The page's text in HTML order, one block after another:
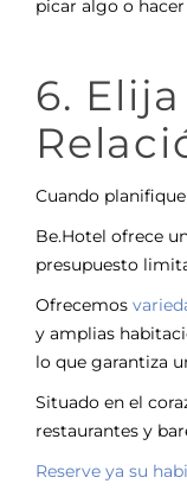
picar algo o
6.
Cuando
Be.Hotel ofrece
presupuesto
Ofrecemos
y amplias
lo que garantiza
Situado en el
restaurantes y
Reserve ya su